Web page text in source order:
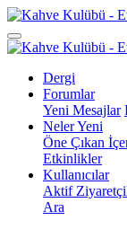
Dergi
Forumlar
Yeni Mesajlar
Neler Yeni
Öne Çıkan
Etkinlikler
Kullanıcılar
Aktif
Ara